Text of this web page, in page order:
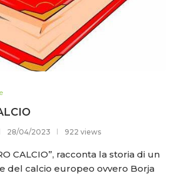
28/04/2023 922 views
CALCIO”, racconta la storia di un
del calcio europeo ovvero Borja